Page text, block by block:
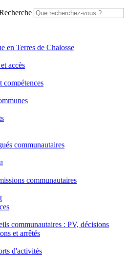
en Terres de Chalosse
accès
compétences
communautaires
communautaires
communautaires : PV, décisions
et arrêtés
d'activités